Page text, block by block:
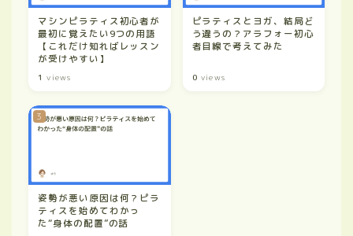
マシンピラティス初心者が
最初に覚えたい9つの用語
【これだけ知ればレッスン
が受けやすい】
1 views
ピラティスとヨガ、結局ど
う違うの？アラフォー初心
者目線で考えてみた
0 views
姿勢が悪い原因は何？ピラ
ティスを始めてわかっ
た“身体の配置”の話